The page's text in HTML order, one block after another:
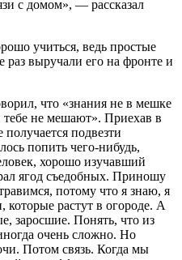
с домом», — рассказал
учиться, ведь простые
выручали его на фронте и
что «знания не в мешке
не мешают». Приехав в
подвезти
попить чего-нибудь,
хорошо изучавший
ягод съедобных. Приношу
потому что я знаю, я
которые растут в огороде. А
заросшие. Понять, что из
очень сложно. Но
Потом связь. Когда мы